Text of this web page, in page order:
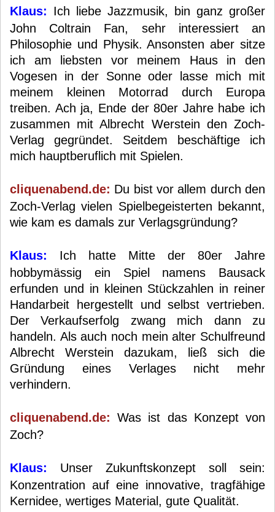
Klaus: Ich liebe Jazzmusik, bin ganz großer
John Coltrain Fan, sehr interessiert an
Philosophie und Physik. Ansonsten aber sitze
ich am liebsten vor meinem Haus in den
Vogesen in der Sonne oder lasse mich mit
meinem kleinen Motorrad durch Europa
treiben. Ach ja, Ende der 80er Jahre habe ich
zusammen mit Albrecht Werstein den Zoch-
Verlag gegründet. Seitdem beschäftige ich
mich hauptberuflich mit Spielen.
cliquenabend.de: Du bist vor allem durch den
Zoch-Verlag vielen Spielbegeisterten bekannt,
wie kam es damals zur Verlagsgründung?
Klaus: Ich hatte Mitte der 80er Jahre
hobbymässig ein Spiel namens Bausack
erfunden und in kleinen Stückzahlen in reiner
Handarbeit hergestellt und selbst vertrieben.
Der Verkaufserfolg zwang mich dann zu
handeln. Als auch noch mein alter Schulfreund
Albrecht Werstein dazukam, ließ sich die
Gründung eines Verlages nicht mehr
verhindern.
cliquenabend.de:Was ist das Konzept von
Zoch?
Klaus: Unser Zukunftskonzept soll sein:
Konzentration auf eine innovative, tragfähige
Kernidee, wertiges Material, gute Qualität.